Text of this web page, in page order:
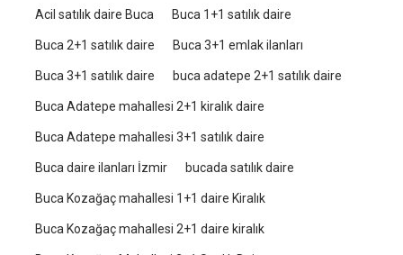
Acil satılık daire Buca Buca 1+1 satılık daire
Buca 2+1 satılık daire Buca 3+1 emlak ilanları
Buca 3+1 satılık daire buca adatepe 2+1 satılık daire
Buca Adatepe mahallesi 2+1 kiralık daire
Buca Adatepe mahallesi 3+1 satılık daire
Buca daire ilanları İzmir bucada satılık daire
Buca Kozağaç mahallesi 1+1 daire Kiralık
Buca Kozağaç mahallesi 2+1 daire kiralık